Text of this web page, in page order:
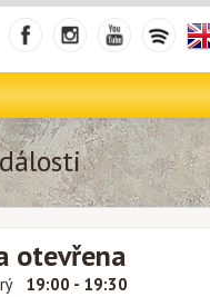
otevřena
19:00 - 19:30